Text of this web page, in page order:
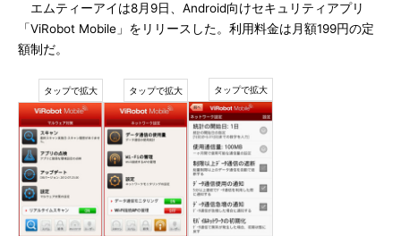
エムティーアイは8月9日、Android向けセキュリティアプリ
「ViRobot Mobile」をリリースした。利用料金は月額199円の定
額制だ。